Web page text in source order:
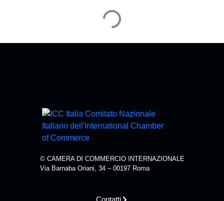
© CAMERA DI COMMERCIO INTERNAZIONALE
Via Barnaba Oriani, 34 – 00197 Roma
Contatti